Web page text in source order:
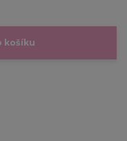
košíku